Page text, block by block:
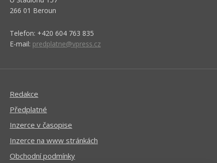
266 01 Beroun
Telefon: +420 604 763 835
E-mail: predplatne@vpress.cz
Redakce
Předplatné
Inzerce v časopise
Inzerce na www stránkách
Obchodní podmínky